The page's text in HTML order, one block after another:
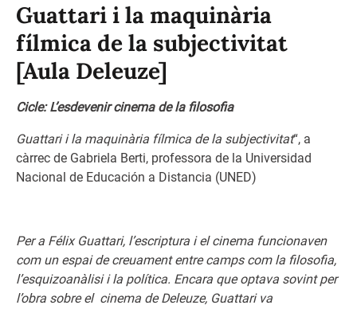
Guattari i la maquinària
fílmica de la subjectivitat
[Aula Deleuze]
Cicle: L’esdevenir cinema de la filosofia
Guattari i la maquinària fílmica de la subjectivitat“, a
càrrec de Gabriela Berti, professora de la Universidad
Nacional de Educación a Distancia (UNED)
Per a Félix Guattari, l’escriptura i el cinema funcionaven
com un espai de creuament entre camps com la filosofia,
l’esquizoanàlisi i la política. Encara que optava sovint per
l’obra sobre el cinema de Deleuze, Guattari va